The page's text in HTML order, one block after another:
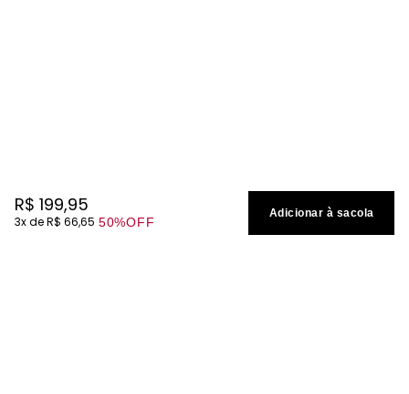
R$ 199,95
3 R$ 66,65 50%OFF
Adicionar à sacola